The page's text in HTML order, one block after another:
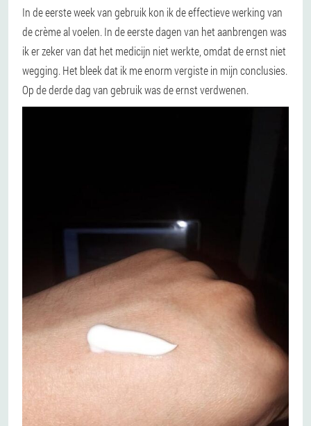
In de eerste week van gebruik kon ik de effectieve werking van
de crème al voelen. In de eerste dagen van het aanbrengen was
ik er zeker van dat het medicijn niet werkte, omdat de ernst niet
wegging. Het bleek dat ik me enorm vergiste in mijn conclusies.
Op de derde dag van gebruik was de ernst verdwenen.